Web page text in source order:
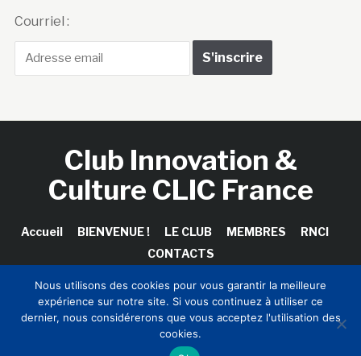
Courriel :
Club Innovation &
Culture CLIC France
Accueil BIENVENUE ! LE CLUB MEMBRES
RNCI
CONTACTS
Copyright © 2026 Club Innovation & Culture CLIC France /
Sinapses Conseils
Nous utilisons des cookies pour vous garantir la meilleure
expérience sur notre site. Si vous continuez à utiliser ce
dernier, nous considérerons que vous acceptez l'utilisation des
cookies.